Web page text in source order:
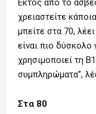
Εκτός από το
χρειαστείτε
μπείτε στα 70,
είναι πιο δύσκολο
χρησιμοποιεί τη
συμπληρώματα”,
Στα 80